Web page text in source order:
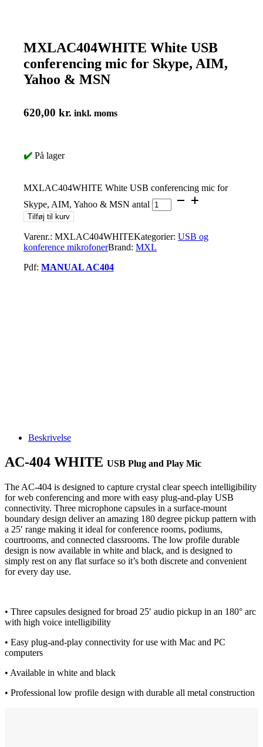
MXLAC404WHITE White USB
conferencing mic for Skype, AIM,
Yahoo & MSN
620,00 kr. inkl. moms
✔️ På lager
MXLAC404WHITE White USB conferencing mic for
Skype, AIM, Yahoo & MSN antal
Tilføj til kurv
Varenr.: MXLAC404WHITEKategorier: USB og
konference mikrofonerBrand: MXL
Pdf: MANUAL AC404
Beskrivelse
AC-404 WHITE USB Plug and Play Mic
The AC-404 is designed to capture crystal clear speech intelligibility
for web conferencing and more with easy plug-and-play USB
connectivity. Three microphone capsules in a surface-mount
boundary design deliver an amazing 180 degree pickup pattern with
a 25′ range making it ideal for conference rooms, podiums,
courtrooms, and connected classrooms. The low profile durable
design is now available in white and black, and is designed to
simply rest on any flat surface so it’s both discrete and convenient
for every day use.
• Three capsules designed for broad 25′ audio pickup in an 180° arc
with high voice intelligibility
• Easy plug-and-play connectivity for use with Mac and PC
computers
• Available in white and black
• Professional low profile design with durable all metal construction